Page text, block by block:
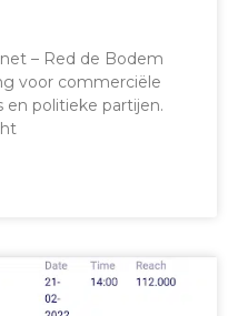
– Red de Bodem
voor commerciële
en politieke partijen.